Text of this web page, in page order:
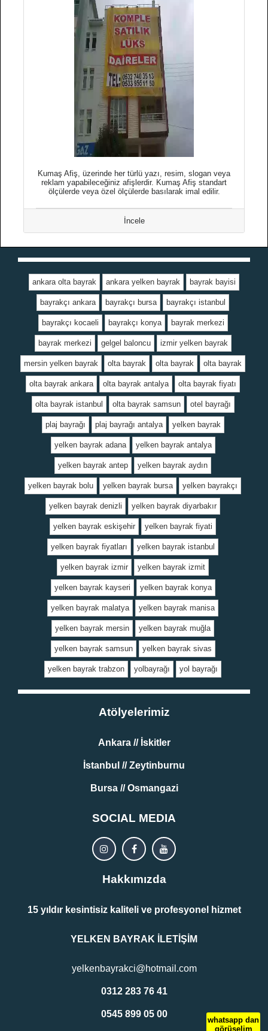
whatsapp dan
görüşelim
Kumaş Afiş, üzerinde her türlü yazı, resim, slogan veya
reklam yapabileceğiniz afişlerdir. Kumaş Afiş standart
ölçülerde veya özel ölçülerde basılarak imal edilir.
İncele
ankara olta bayrak ankara yelken bayrak bayrak bayisi
bayrakçı ankara bayrakçı bursa bayrakçı istanbul
bayrakçı kocaeli bayrakçı konya bayrak merkezi
bayrak merkezi gelgel baloncu izmir yelken bayrak
mersin yelken bayrak olta bayrak olta bayrak olta bayrak
olta bayrak ankara olta bayrak antalya olta bayrak fiyatı
olta bayrak istanbul olta bayrak samsun otel bayrağı
plaj bayrağı plaj bayrağı antalya yelken bayrak
yelken bayrak adana yelken bayrak antalya
yelken bayrak antep yelken bayrak aydın
yelken bayrak bolu yelken bayrak bursa yelken bayrakçı
yelken bayrak denizli yelken bayrak diyarbakır
yelken bayrak eskişehir yelken bayrak fiyati
yelken bayrak fiyatları yelken bayrak istanbul
yelken bayrak izmir yelken bayrak izmit
yelken bayrak kayseri yelken bayrak konya
yelken bayrak malatya yelken bayrak manisa
yelken bayrak mersin yelken bayrak muğla
yelken bayrak samsun yelken bayrak sivas
yelken bayrak trabzon yolbayrağı yol bayrağı
Atölyelerimiz
Ankara // İskitler
İstanbul // Zeytinburnu
Bursa // Osmangazi
SOCIAL MEDIA
Hakkımızda
15 yıldır kesintisiz kaliteli ve profesyonel hizmet
YELKEN BAYRAK İLETİŞİM
yelkenbayrakci@hotmail.com
0312 283 76 41
0545 899 05 00